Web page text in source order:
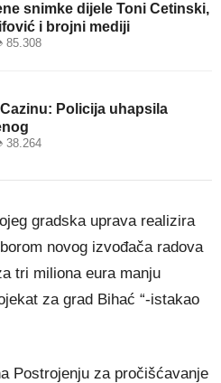
snimke dijele Toni Cetinski,
i brojni mediji
Policija uhapsila
gradska uprava realizira
novog izvođača radova
tri miliona eura manju
za grad Bihać “-istakao
Postrojenju za pročišćavanje